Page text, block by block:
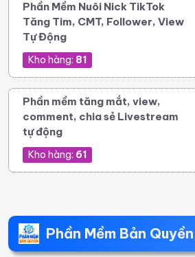
Phần Mềm Nuôi Nick TikTok
Tăng Tim, CMT, Follower, View
Tự Động
Kho hàng: 81
Phần mềm tăng mắt, view,
comment, chia sẻ Livestream
tự động
Kho hàng: 61
Phần Mềm Bản Quyền